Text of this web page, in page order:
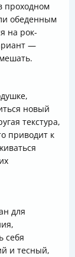
проходном
обеденным
на рок-
—
новый
текстура,
приводит к
для
себя
и тесный,